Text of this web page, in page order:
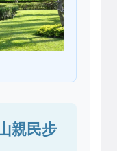
親民步